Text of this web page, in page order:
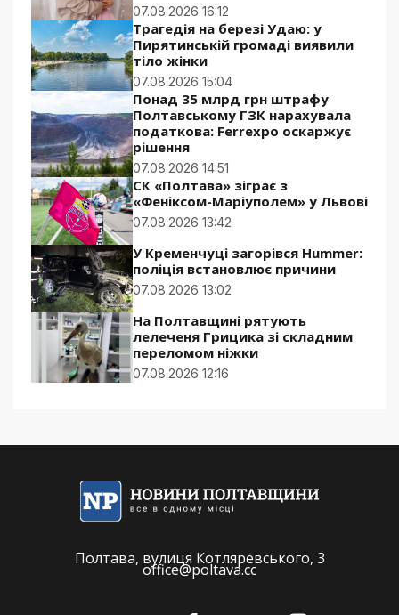
07.08.2026 16:12
Трагедія на березі Удаю: у
Пирятинській громаді виявили
тіло жінки
07.08.2026 15:04
Понад 35 млрд грн штрафу
Полтавському ГЗК нарахувала
податкова: Ferrexpo оскаржує
рішення
07.08.2026 14:51
СК «Полтава» зіграє з
«Феніксом-Маріуполем» у Львові
07.08.2026 13:42
У Кременчуці загорівся Hummer:
поліція встановлює причини
07.08.2026 13:02
На Полтавщині рятують
лелеченя Грицика зі складним
переломом ніжки
07.08.2026 12:16
Полтава, вулиця Котляревського, 3
office@poltava.cc